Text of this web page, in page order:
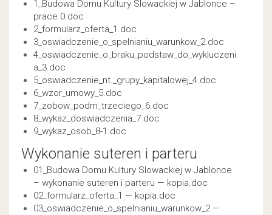
1_Budowa Domu Kultury Slowackiej w Jablonce –
prace 0.doc
2_formularz_oferta_1.doc
3_oswiadczenie_o_spelnianiu_warunkow_2.doc
4_oswiadczenie_o_braku_podstaw_do_wykluczeni
a_3.doc
5_oswiadczenie_nt._grupy_kapitalowej_4.doc
6_wzor_umowy_5.doc
7_zobow_podm_trzeciego_6.doc
8_wykaz_doswiadczenia_7.doc
9_wykaz_osob_8-1.doc
Wykonanie suteren i parteru
01_Budowa Domu Kultury Slowackiej w Jablonce
– wykonanie suteren i parteru — kopia.doc
02_formularz_oferta_1 — kopia.doc
03_oswiadczenie_o_spelnianiu_warunkow_2 —